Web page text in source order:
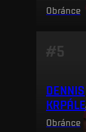
Obránce
#5
DENNIS
Obránce